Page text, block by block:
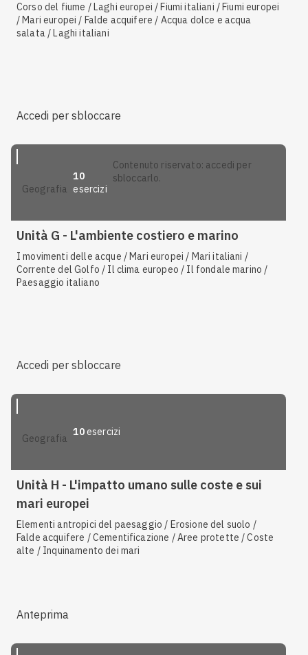
Corso del fiume / Laghi europei / Fiumi italiani / Fiumi europei
/ Mari europei / Falde acquifere / Acqua dolce e acqua
salata / Laghi italiani
Accedi per sbloccare
geografia
10
esercizi
contenuto riservato: accedi per
sbloccarlo.
Unità G - L'ambiente costiero e marino
I movimenti delle acque / Mari europei / Mari italiani /
Corrente del Golfo / Il clima europeo / Il fondale marino /
Paesaggio italiano
Accedi per sbloccare
geografia
10esercizi
Unità H - L'impatto umano sulle coste e sui
mari europei
Elementi antropici del paesaggio / Erosione del suolo /
Falde acquifere / Cementificazione / Aree protette / Coste
alte / Inquinamento dei mari
Anteprima